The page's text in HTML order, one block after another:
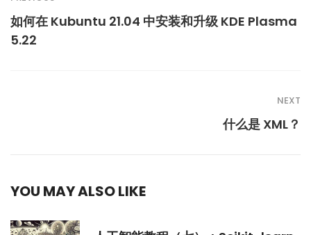
如何在 Kubuntu 21.04 中安装和升级 KDE Plasma
5.22
NEXT
什么是 XML？
YOU MAY ALSO LIKE